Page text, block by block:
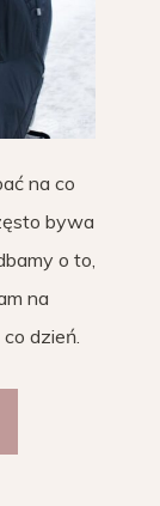
na co
bywa
o to,
na
dzień.